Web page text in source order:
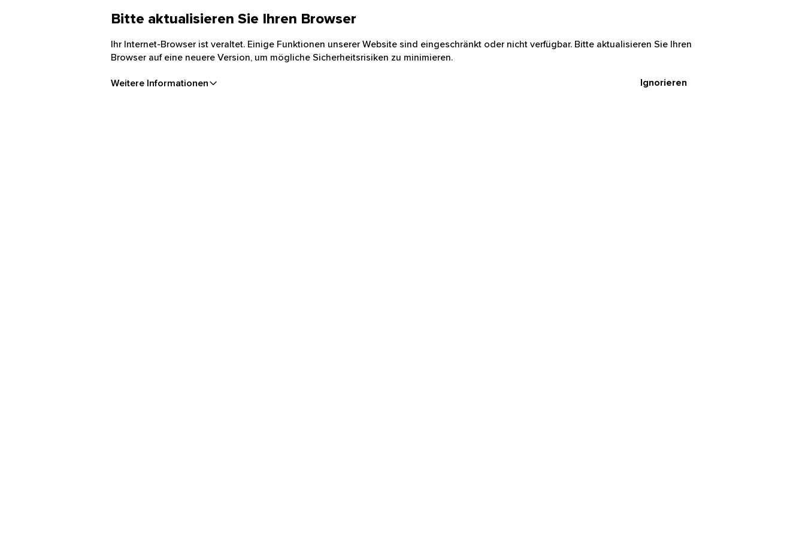
Bitte aktualisieren Sie Ihren Browser
Ihr Internet-Browser ist veraltet. Einige Funktionen unserer Website sind eingeschränkt oder nicht verfügbar. Bitte aktualisieren Sie Ihren
Browser auf eine neuere Version, um mögliche Sicherheitsrisiken zu minimieren.
Weitere Informationen Ignorieren